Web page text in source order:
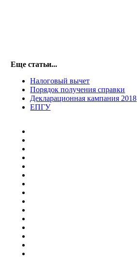
Еще статьи...
Налоговый вычет
Порядок получения справки
Декларационная кампания 2018
ЕПГУ